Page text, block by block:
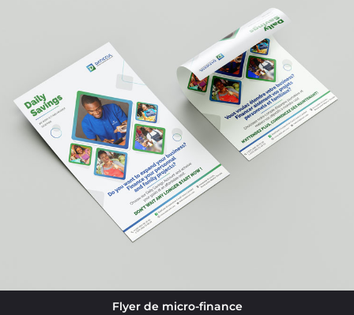
Flyer de micro-finance